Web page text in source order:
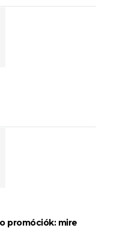
promóciók: mire